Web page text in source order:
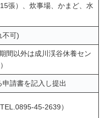
張）、炊事場、かまど、水
不可)
間以外は成川渓谷休養セン
請書を記入し提出
45-2639）